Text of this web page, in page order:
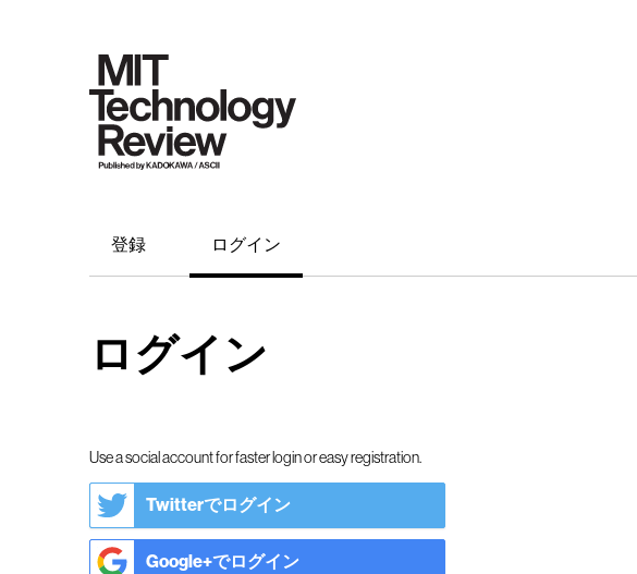
登録 ログイン
ログイン
Use a social account for faster login or easy registration.
Twitterでログイン
Google+でログイン